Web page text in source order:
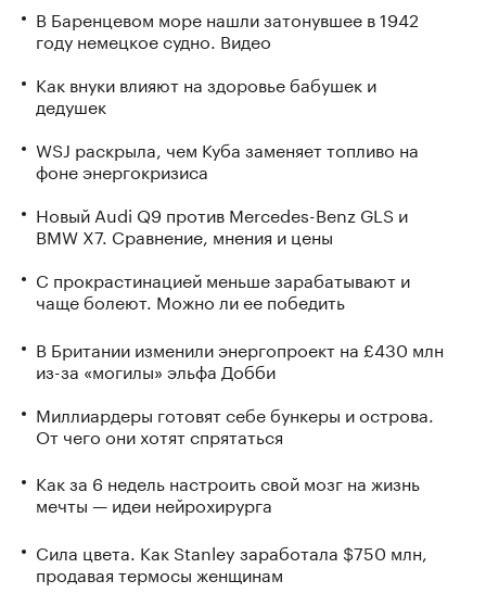
В Баренцевом море нашли затонувшее в 1942
году немецкое судно. Видео
Как внуки влияют на здоровье бабушек и
дедушек
WSJ раскрыла, чем Куба заменяет топливо на
фоне энергокризиса
Новый Audi Q9 против Mercedes-Benz GLS и
BMW X7. Сравнение, мнения и цены
С прокрастинацией меньше зарабатывают и
чаще болеют. Можно ли ее победить
В Британии изменили энергопроект на £430 млн
из-за «могилы» эльфа Добби
Миллиардеры готовят себе бункеры и острова.
От чего они хотят спрятаться
Как за 6 недель настроить свой мозг на жизнь
мечты — идеи нейрохирурга
Сила цвета. Как Stanley заработала $750 млн,
продавая термосы женщинам